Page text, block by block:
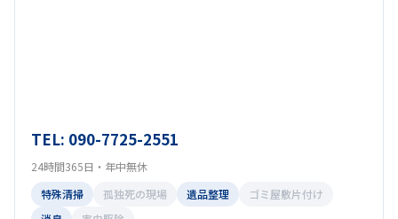
TEL: 090-7725-2551
24時間365日・年中無休
特殊清掃
孤独死の現場 遺品整理
ゴミ屋敷片付け